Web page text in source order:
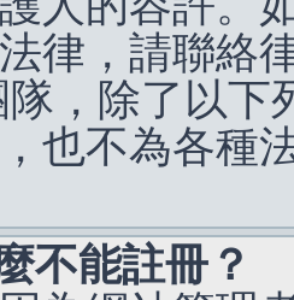
律，請聯絡
，除了以下
也不為各種
不能註冊？